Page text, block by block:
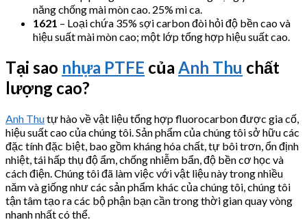
năng chống mài mòn cao. 25% mi ca.
1621 – Loại chứa 35% sợi carbon đòi hỏi độ bền cao và
hiệu suất mài mòn cao; một lớp tổng hợp hiệu suất cao.
Tại sao nhựa PTFE của Anh Thu chất
lượng cao?
Anh Thutự hào về vật liệu tổng hợp fluorocarbon được gia cố,
hiệu suất cao của chúng tôi. Sản phẩm của chúng tôi sở hữu các
đặc tính đặc biệt, bao gồm kháng hóa chất, tự bôi trơn, ổn định
nhiệt, tái hấp thụ độ ẩm, chống nhiễm bẩn, độ bền cơ học và
cách điện. Chúng tôi đã làm việc với vật liệu này trong nhiều
năm và giống như các sản phẩm khác của chúng tôi, chúng tôi
tận tâm tạo ra các bộ phận bạn cần trong thời gian quay vòng
nhanh nhất có thể.